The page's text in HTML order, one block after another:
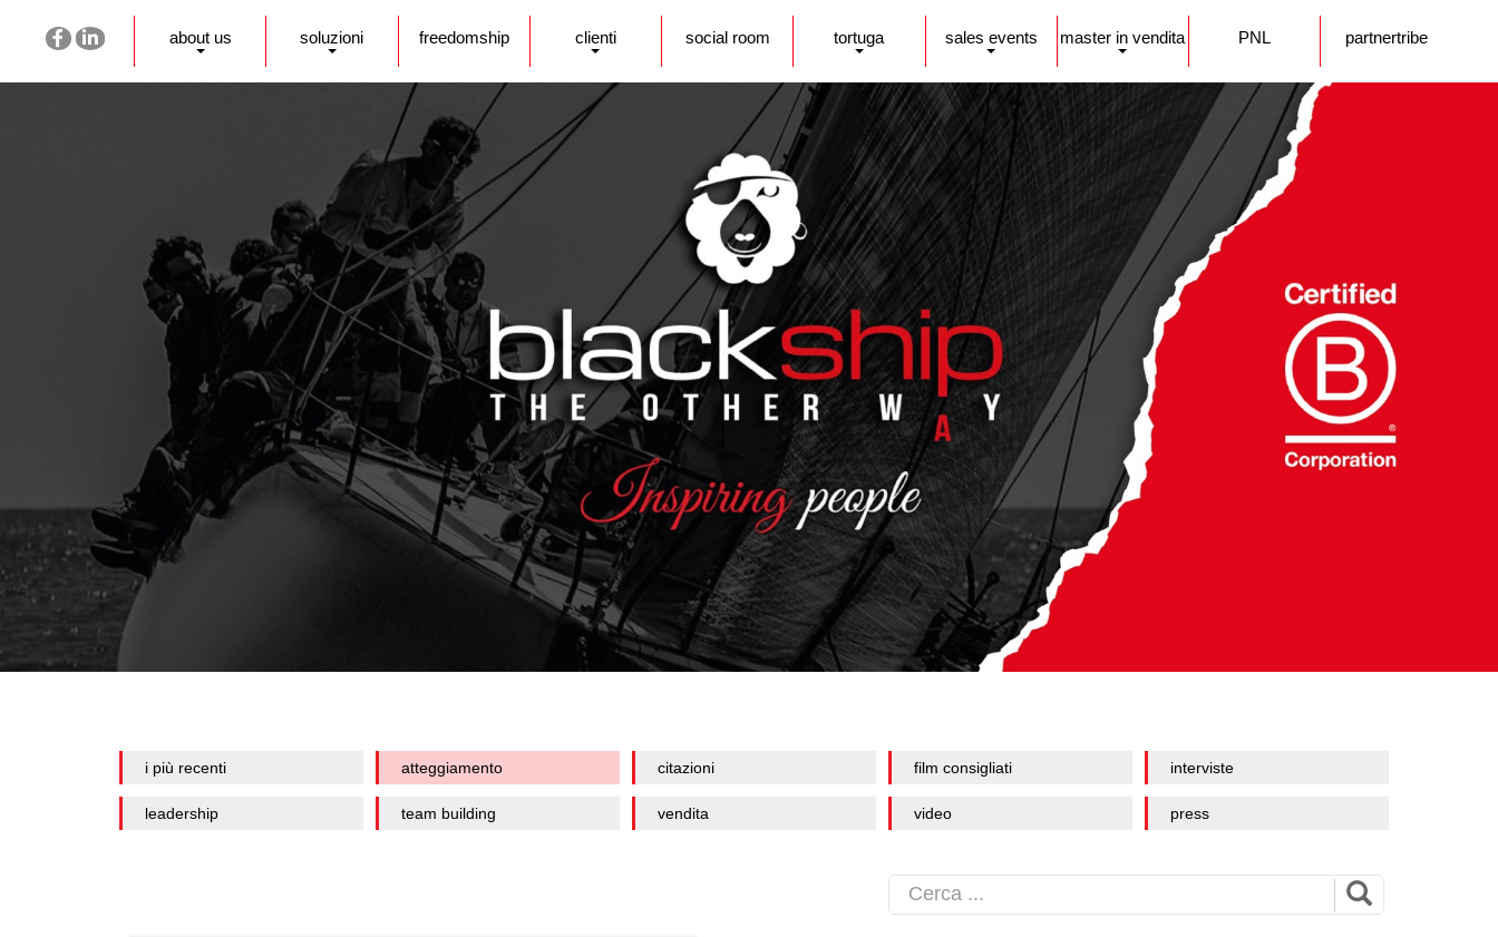
about us soluzioni freedomship clienti social room tortuga sales events master in vendita PNL partnertribe
i più recenti atteggiamento citazioni film consigliati interviste
leadership team building vendita video press